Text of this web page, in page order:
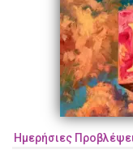
Ημερήσιες